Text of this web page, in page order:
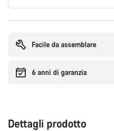
l'acquistoFacile da assemblare
6 anni di garanzia
Dettagli prodotto